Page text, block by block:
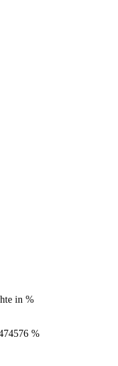
in %
%